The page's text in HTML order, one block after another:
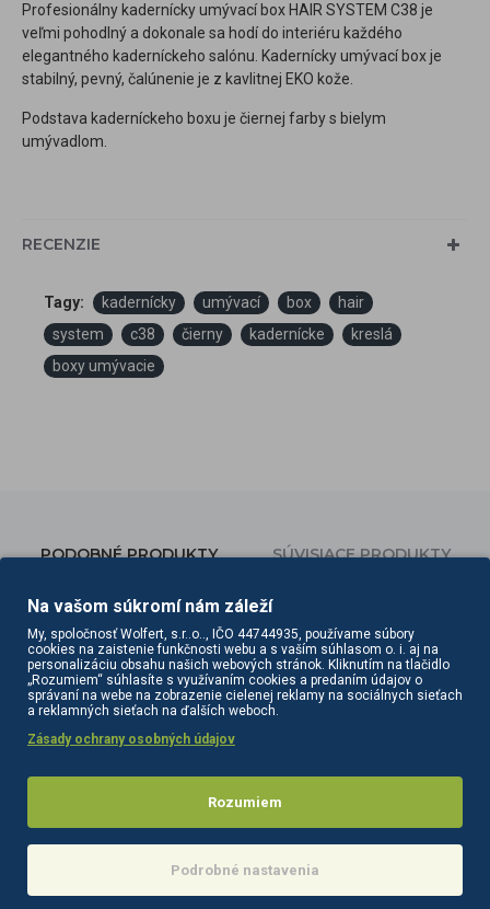
Profesionálny kadernícky umývací box HAIR SYSTEM C38 je
veľmi pohodlný a dokonale sa hodí do interiéru každého
elegantného kaderníckeho salónu. Kadernícky umývací box je
stabilný, pevný, čalúnenie je z kavlitnej EKO kože.
Podstava kaderníckeho boxu je čiernej farby s bielym
umývadlom.
RECENZIE
Tagy: kadernícky umývací box
hair
system
c38 čierny kadernícke
kreslá
boxy umývacie
PODOBNÉ PRODUKTY SÚVISIACE PRODUKTY
Gabbiano Elda kadernícky umývací box šedo-béžový Gabbiano Emma Kadernícky umývací box čierny
Na vašom súkromí nám záleží
My, spoločnosť Wolfert, s.r..o.., IČO 44744935, používame súbory
cookies na zaistenie funkčnosti webu a s vaším súhlasom o. i. aj na
personalizáciu obsahu našich webových stránok. Kliknutím na tlačidlo
„Rozumiem“ súhlasíte s využívaním cookies a predaním údajov o
správaní na webe na zobrazenie cielenej reklamy na sociálnych sieťach
a reklamných sieťach na ďalších weboch.
Zásady ochrany osobných údajov
Rozumiem
Podrobné nastavenia